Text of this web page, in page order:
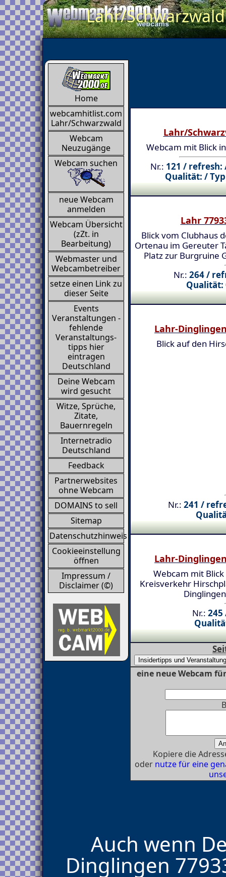
Lahr/
Home
webcamhitlist.com
Lahr/Schwarzwald
Webcam
Neuzugänge
Webcam suchen
neue Webcam
anmelden
Webcam Übersicht
(zZt. in
Bearbeitung)
Webmaster und
Webcambetreiber
setze einen Link zu
dieser Seite
Events
Veranstaltungen -
fehlende
Veranstaltungs-
tipps hier
eintragen
Deutschland
Deine Webcam
wird gesucht
Witze, Sprüche,
Zitate,
Bauernregeln
Internetradio
Deutschland
Feedback
Partnerwebsites
ohne Webcam
DOMAINS to sell
Sitemap
Datenschutzhinweis
Cookieeinstellung
öffnen
Impressum /
Disclaimer (©)
Lahr/
Webcam mit Blick
Nr.: 121 / refresh:
Qualität: /
Lahr
Blick vom Clubhaus
Ortenau im Gereuter
Platz zur Burgruine
Nr.: 264 /
Qualität:
Lahr-
Blick auf den
Nr.: 241 /
Lahr-
Webcam mit
Kreisverkehr
Dinglingen
Nr.: 245
eine neue Webcam
Kopiere die
oder nutze für eine
Auch wenn
Dinglingen